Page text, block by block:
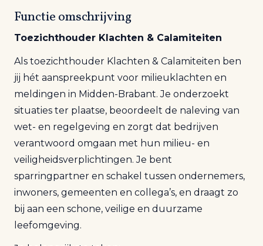
Functie omschrijving
Toezichthouder Klachten & Calamiteiten
Als toezichthouder Klachten & Calamiteiten ben
jij hét aanspreekpunt voor milieuklachten en
meldingen in Midden-Brabant. Je onderzoekt
situaties ter plaatse, beoordeelt de naleving van
wet- en regelgeving en zorgt dat bedrijven
verantwoord omgaan met hun milieu- en
veiligheidsverplichtingen. Je bent
sparringpartner en schakel tussen ondernemers,
inwoners, gemeenten en collega’s, en draagt zo
bij aan een schone, veilige en duurzame
leefomgeving.